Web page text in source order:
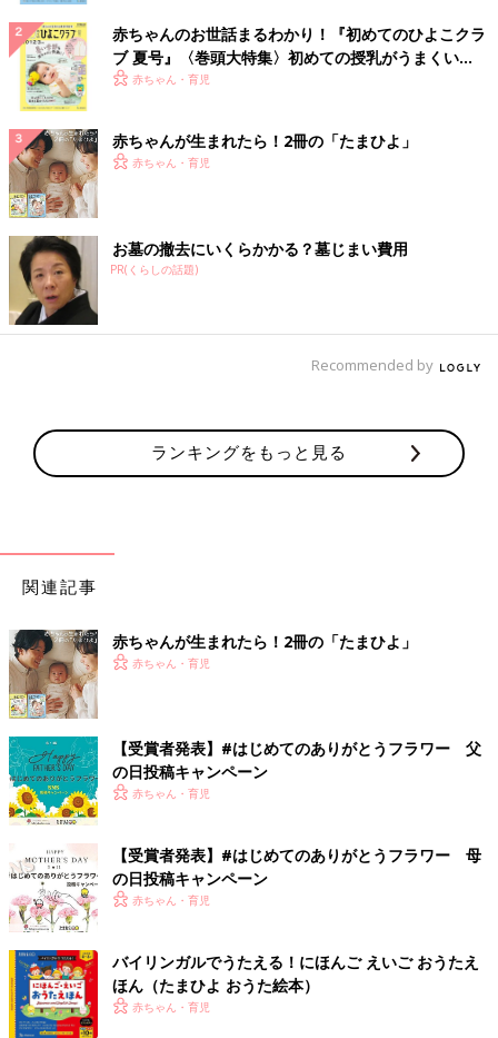
赤ちゃんのお世話まるわかり！『初めてのひよこクラ
ブ 夏号』〈巻頭大特集〉初めての授乳がうまくい
く！ おっぱい・ミルクの基本と夏のトラブル 解決テ
赤ちゃん・育児
赤ちゃんが生まれたら！2冊の「たまひよ」
赤ちゃん・育児
お墓の撤去にいくらかかる？墓じまい費用
PR(くらしの話題)
Recommended by
ランキングをもっと見る
関連記事
赤ちゃんが生まれたら！2冊の「たまひよ」
赤ちゃん・育児
【受賞者発表】#はじめてのありがとうフラワー 父
の日投稿キャンペーン
赤ちゃん・育児
【受賞者発表】#はじめてのありがとうフラワー 母
の日投稿キャンペーン
赤ちゃん・育児
バイリンガルでうたえる！にほんご えいご おうたえ
ほん（たまひよ おうた絵本）
赤ちゃん・育児